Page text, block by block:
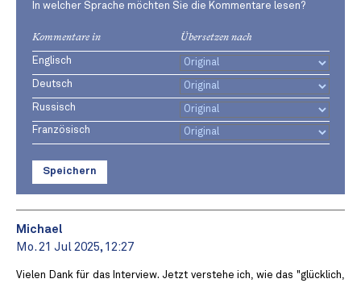
In welcher Sprache möchten Sie die Kommentare lesen?
Kommentare in Übersetzen nach
Englisch
Deutsch
Russisch
Französisch
Speichern
Michael
Mo. 21 Jul 2025, 12:27
Vielen Dank für das Interview. Jetzt verstehe ich, wie das "glücklich,